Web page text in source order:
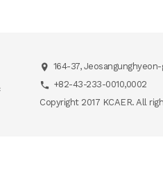
164-37,
+82-43-233-0010,0002
Copyright 2017 KCAER. All